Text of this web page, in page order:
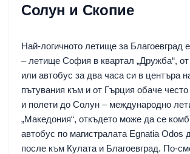
Солун и Скопие
Най-логичното летище за Благоевград
– летище София в квартал „Дружба“, от
или автобус за два часа си в центъра
пътувания към и от Гърция обаче често
и полети до Солун – международно
„Македония“, откъдето може да се
автобус по магистралата Еgnatia Odos
после към Кулата и Благоевград. По-